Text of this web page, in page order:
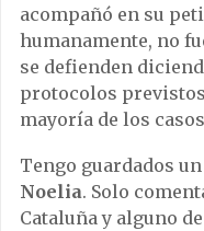
acompañó en su
humanamente, no
se defienden
protocolos
mayoría de los
Tengo guardados
Noelia. Solo
Cataluña y alguno